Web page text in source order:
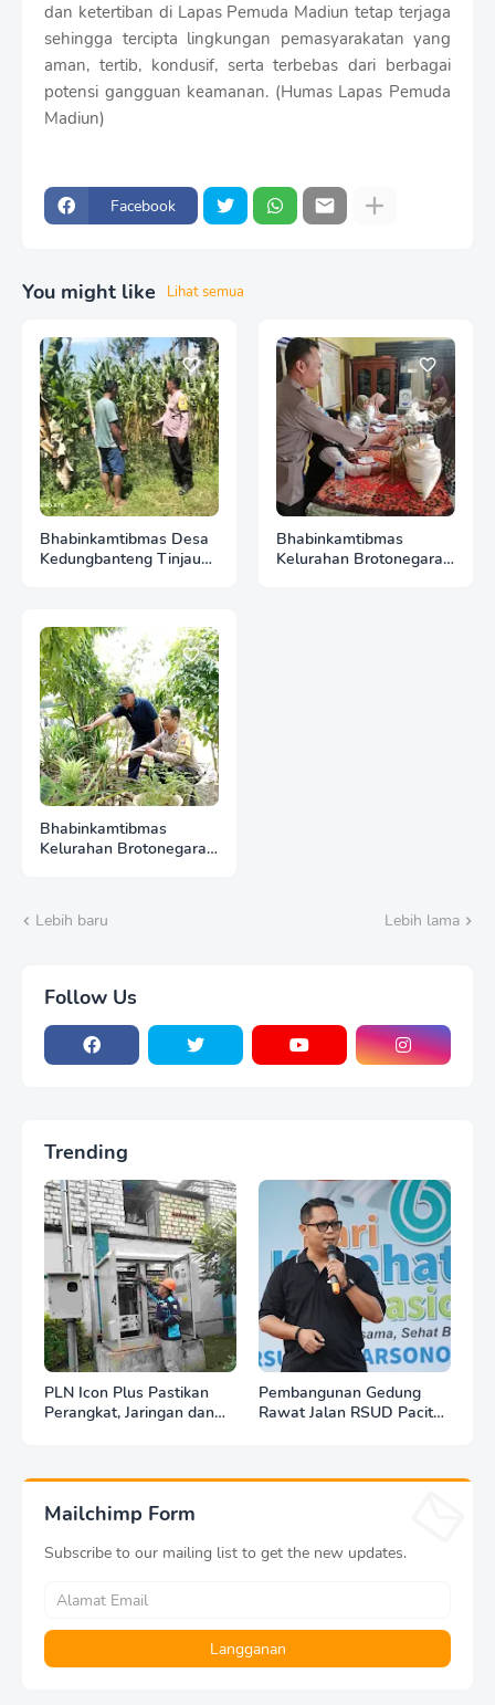
dan ketertiban di Lapas Pemuda Madiun tetap terjaga
sehingga tercipta lingkungan pemasyarakatan yang
aman, tertib, kondusif, serta terbebas dari berbagai
potensi gangguan keamanan. (Humas Lapas Pemuda
Madiun)
Facebook
You might like Lihat semua
Bhabinkamtibmas Desa
Kedungbanteng Tinjau
Bersama Warga
Bhabinkamtibmas
Kelurahan Brotonegaran
Bhabinkamtibmas
Kelurahan Brotonegaran
Ketahanan Pangan
Lebih baru Lebih lama
Follow Us
Trending
PLN Icon Plus Pastikan
Perangkat, Jaringan dan
Pembangunan Gedung
Rawat Jalan RSUD Pacitan
Mailchimp Form
Subscribe to our mailing list to get the new updates.